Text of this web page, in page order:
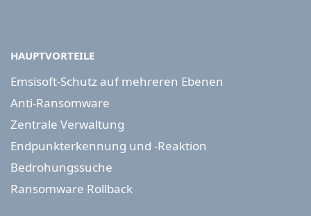
HAUPTVORTEILE
Emsisoft-Schutz auf mehreren Ebenen
Anti-Ransomware
Zentrale Verwaltung
Endpunkterkennung und -Reaktion
Bedrohungssuche
Ransomware Rollback